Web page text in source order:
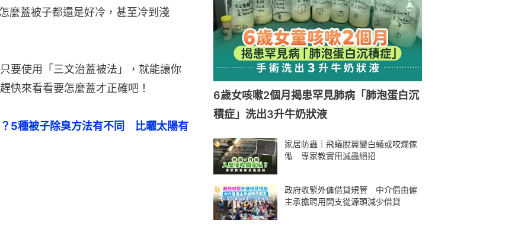
麼蓋被子都還是好冷，甚至冷到淺
要使用「三文治蓋被法」，就能讓你
快來看看要怎麼蓋才正確吧！
5種被子除臭方法有不同　比曬太陽有
6歲女咳嗽2個月揭患罕見肺病「肺泡蛋白沉
積症」洗出3升牛奶狀液
家居防蟲｜飛蟻脫翼變白蟻或咬爛傢
俬 專家教實用滅蟲絕招
政府收緊外傭借貸規管 中介倡由僱
主承擔聘用開支從源頭減少借貸